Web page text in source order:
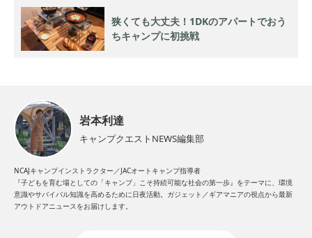
狭くても大丈夫！1DKのアパートでおう
ちキャンプに初挑戦
岩本利達
キャンプクエストNEWS編集部
NCAJキャンプインストラクター／JACオートキャンプ指導者
『子どもを育む場としての「キャンプ」こそ持続可能な社会の第一歩』をテーマに、環境
意識やサバイバル知識を高めるために日夜活動。ガジェット／ギアマニアの視点から最新
アウトドアニュースをお届けします。